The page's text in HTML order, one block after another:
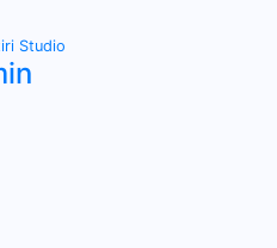
Studio